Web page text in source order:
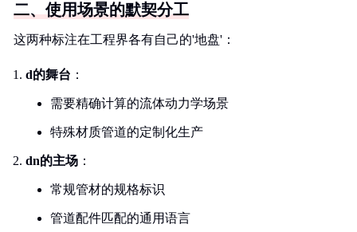
二、使用场景的默契分工
这两种标注在工程界各有自己的'地盘'：
d的舞台 ：
需要精确计算的流体动力学场景
特殊材质管道的定制化生产
dn的主场 ：
常规管材的规格标识
管道配件匹配的通用语言